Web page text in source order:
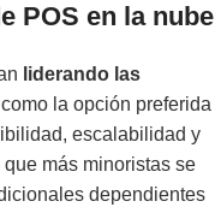
POS en la nube
liderando las
como la opción preferida
escalabilidad y
más minoristas se
dependientes